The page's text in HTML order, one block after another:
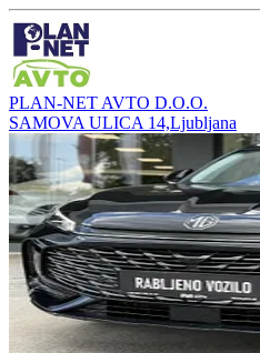
PLAN-NET AVTO D.O.O.
SAMOVA ULICA 14,Ljubljana